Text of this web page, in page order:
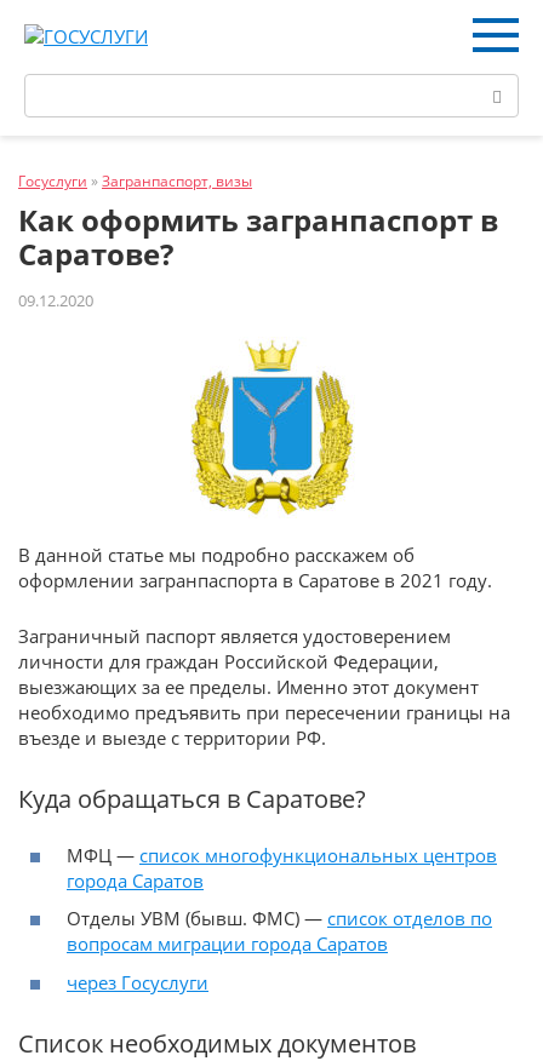
Госуслуги »Загранпаспорт, визы
Как оформить загранпаспорт в
Саратове?
09.12.2020
В данной статье мы подробно расскажем об
оформлении загранпаспорта в Саратове в 2021 году.
Заграничный паспорт является удостоверением
личности для граждан Российской Федерации,
выезжающих за ее пределы. Именно этот документ
необходимо предъявить при пересечении границы на
въезде и выезде с территории РФ.
Куда обращаться в Саратове?
МФЦ — список многофункциональных центров
города Саратов
Отделы УВМ (бывш. ФМС) — список отделов по
вопросам миграции города Саратов
через Госуслуги
Список необходимых документов